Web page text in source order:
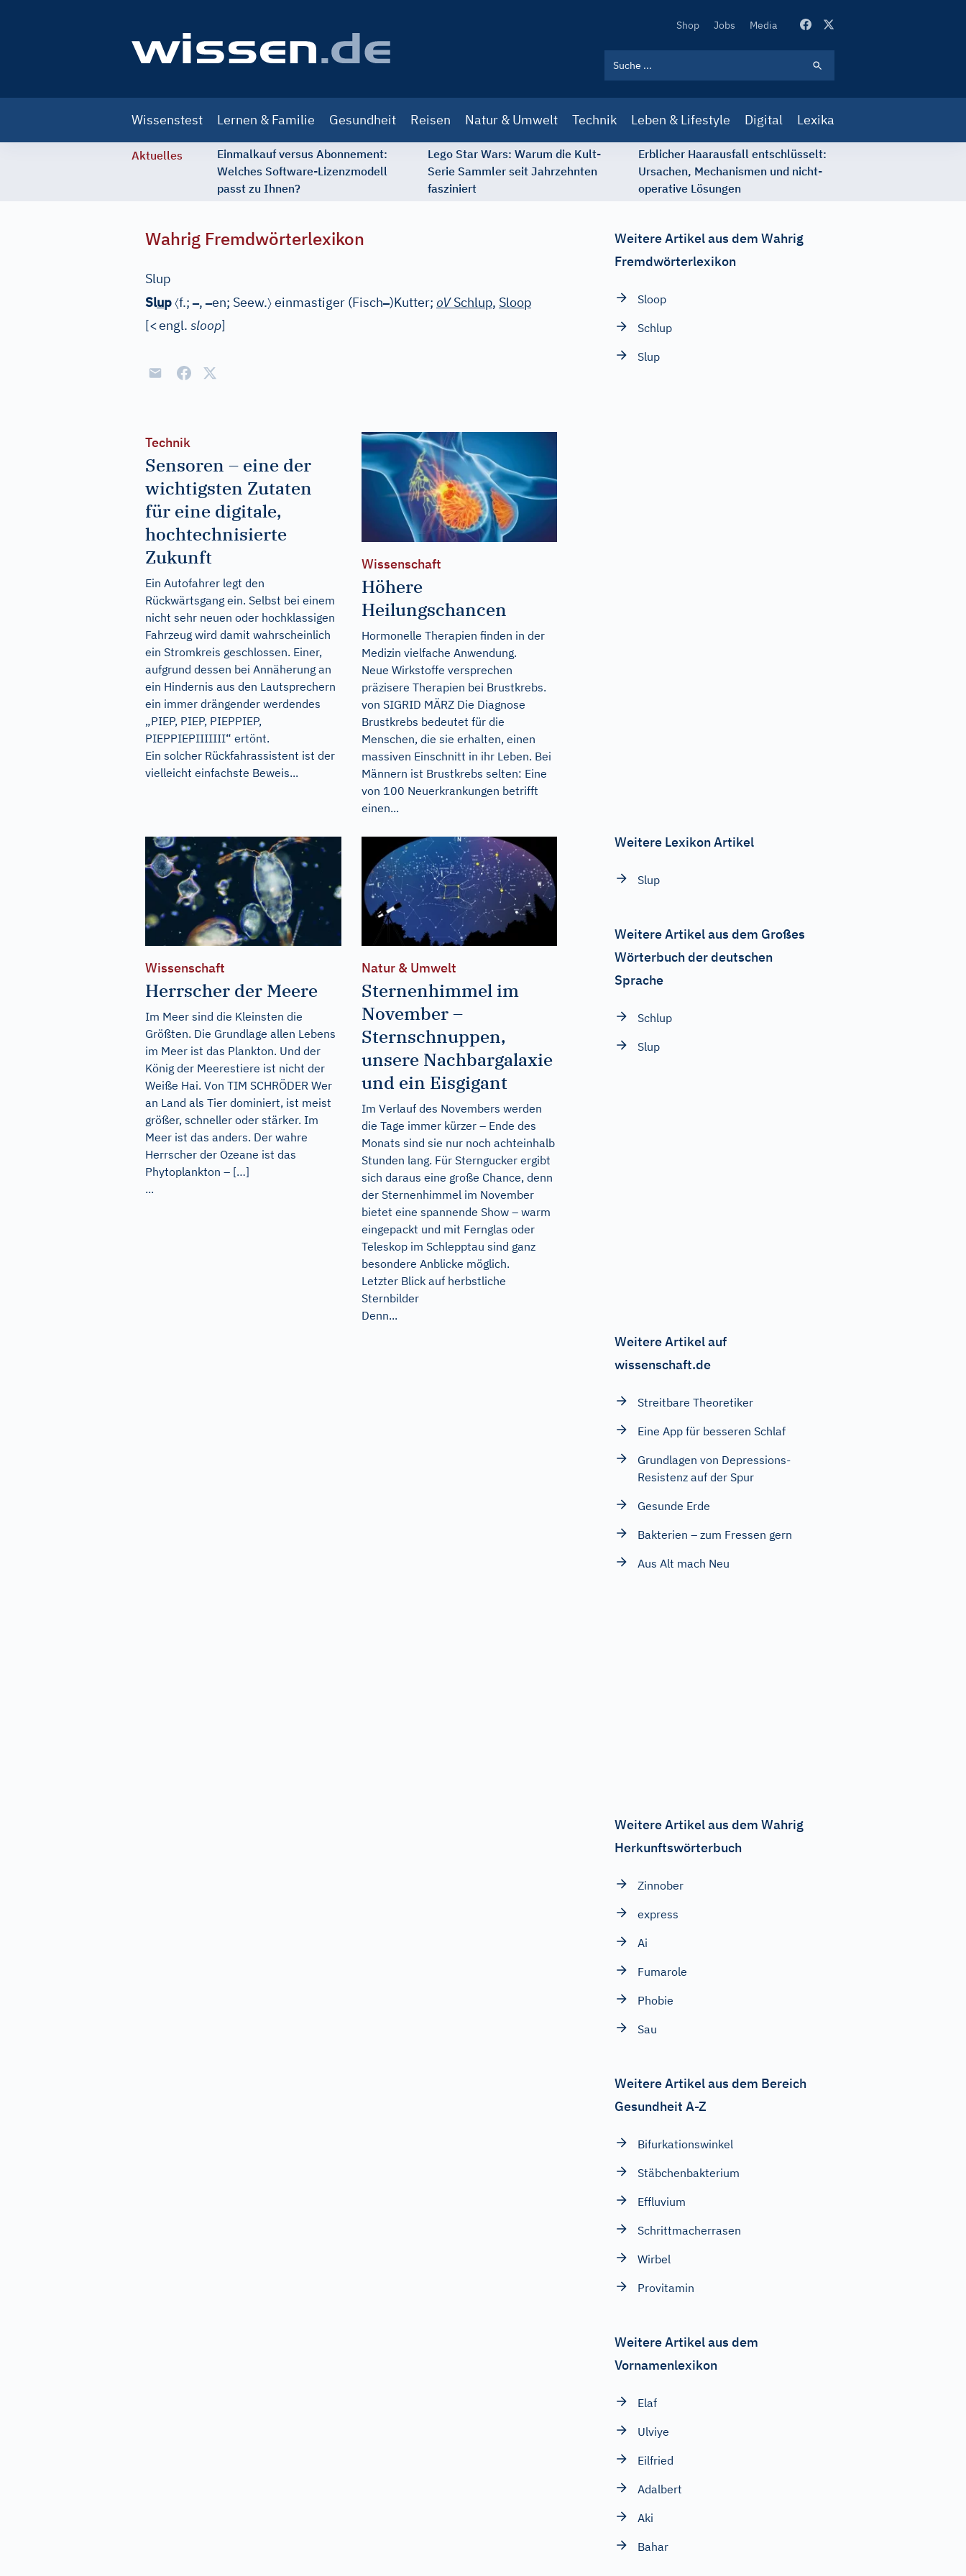
Secondary
Shop Jobs Media
navigation
Wissenstest Lernen & Familie Gesundheit Reisen Natur & Umwelt Technik Leben & Lifestyle Digital Lexika
Aktuelles
Einmalkauf versus Abonnement:
Welches Software-Lizenzmodell
passt zu Ihnen?
Lego Star Wars: Warum die Kult-
Serie Sammler seit Jahrzehnten
fasziniert
Erblicher Haarausfall entschlüsselt:
Ursachen, Mechanismen und nicht-
operative Lösungen
Wahrig Fremdwörterlexikon
Slup
Slup〈f.;–,–en; Seew.〉einmastiger (Fisch–)Kutter; oVSchlup, Sloop
[<engl. sloop]
Technik
Sensoren – eine der
wichtigsten Zutaten
für eine digitale,
hochtechnisierte
Zukunft
Ein Autofahrer legt den
Rückwärtsgang ein. Selbst bei einem
nicht sehr neuen oder hochklassigen
Fahrzeug wird damit wahrscheinlich
ein Stromkreis geschlossen. Einer,
aufgrund dessen bei Annäherung an
ein Hindernis aus den Lautsprechern
ein immer drängender werdendes
„PIEP, PIEP, PIEPPIEP,
PIEPPIEPIIIIIII“ ertönt.
Ein solcher Rückfahrassistent ist der
vielleicht einfachste Beweis...
Wissenschaft
Höhere
Heilungschancen
Hormonelle Therapien finden in der
Medizin vielfache Anwendung.
Neue Wirkstoffe versprechen
präzisere Therapien bei Brustkrebs.
von SIGRID MÄRZ Die Diagnose
Brustkrebs bedeutet für die
Menschen, die sie erhalten, einen
massiven Einschnitt in ihr Leben. Bei
Männern ist Brustkrebs selten: Eine
von 100 Neuerkrankungen betrifft
einen...
Wissenschaft
Herrscher der Meere
Im Meer sind die Kleinsten die
Größten. Die Grundlage allen Lebens
im Meer ist das Plankton. Und der
König der Meerestiere ist nicht der
Weiße Hai. Von TIM SCHRÖDER Wer
an Land als Tier dominiert, ist meist
größer, schneller oder stärker. Im
Meer ist das anders. Der wahre
Herrscher der Ozeane ist das
Phytoplankton – […]
...
Natur & Umwelt
Sternenhimmel im
November –
Sternschnuppen,
unsere Nachbargalaxie
und ein Eisgigant
Im Verlauf des Novembers werden
die Tage immer kürzer – Ende des
Monats sind sie nur noch achteinhalb
Stunden lang. Für Sterngucker ergibt
sich daraus eine große Chance, denn
der Sternenhimmel im November
bietet eine spannende Show – warm
eingepackt und mit Fernglas oder
Teleskop im Schlepptau sind ganz
besondere Anblicke möglich.
Letzter Blick auf herbstliche
Sternbilder
Denn...
Weitere Artikel aus dem Wahrig
Fremdwörterlexikon
Sloop
Schlup
Slup
Weitere Lexikon Artikel
Slup
Weitere Artikel aus dem Großes
Wörterbuch der deutschen
Sprache
Schlup
Slup
Weitere Artikel auf
wissenschaft.de
Streitbare Theoretiker
Eine App für besseren Schlaf
Grundlagen von Depressions-
Resistenz auf der Spur
Gesunde Erde
Bakterien – zum Fressen gern
Aus Alt mach Neu
Weitere Artikel aus dem Wahrig
Herkunftswörterbuch
Zinnober
express
Ai
Fumarole
Phobie
Sau
Weitere Artikel aus dem Bereich
Gesundheit A-Z
Bifurkationswinkel
Stäbchenbakterium
Effluvium
Schrittmacherrasen
Wirbel
Provitamin
Weitere Artikel aus dem
Vornamenlexikon
Elaf
Ulviye
Eilfried
Adalbert
Aki
Bahar